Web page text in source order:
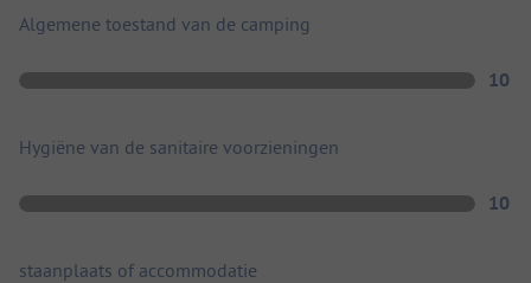
Algemene toestand van de camping
10
Hygiëne van de sanitaire voorzieningen
10
staanplaats of accommodatie